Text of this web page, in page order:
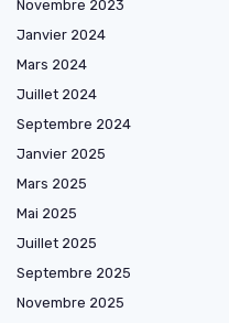
Novembre 2023
Janvier 2024
Mars 2024
Juillet 2024
Septembre 2024
Janvier 2025
Mars 2025
Mai 2025
Juillet 2025
Septembre 2025
Novembre 2025